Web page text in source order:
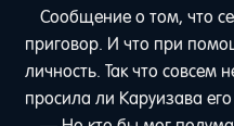
Сообщение о том, что
приговор. И что при
личность. Так что совсем
просила ли Каруизава